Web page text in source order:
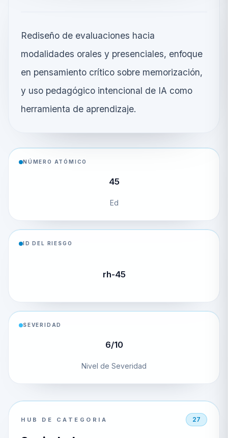
Rediseño de evaluaciones hacia
modalidades orales y presenciales, enfoque
en pensamiento crítico sobre memorización,
y uso pedagógico intencional de IA como
herramienta de aprendizaje.
NÚMERO ATÓMICO
45
Ed
ID DEL RIESGO
rh-45
SEVERIDAD
6/10
Nivel de Severidad
HUB DE CATEGORIA 27